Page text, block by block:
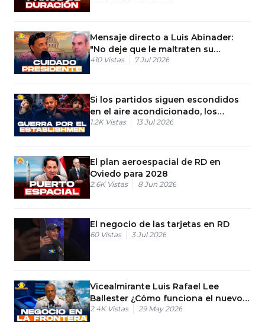
Mensaje directo a Luis Abinader:
"No deje que le maltraten su
gobierno"
410 Vistas 7 Jul 2026
Si los partidos siguen escondidos
en el aire acondicionado, los
influencers se quedarán con el
1.2K Vistas 13 Jul 2026
El plan aeroespacial de RD en
Oviedo para 2028
2.6K Vistas 8 Jun 2026
El negocio de las tarjetas en RD
60 Vistas 3 Jul 2026
Vicealmirante Luis Rafael Lee
Ballester ¿Cómo funciona el nuevo
sistema biométrico de deportación?
2.4K Vistas 29 May 2026